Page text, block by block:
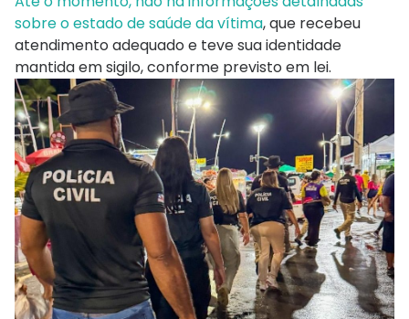
sobre o estado de saúde da vítima, que recebeu
atendimento adequado e teve sua identidade
mantida em sigilo, conforme previsto em lei.